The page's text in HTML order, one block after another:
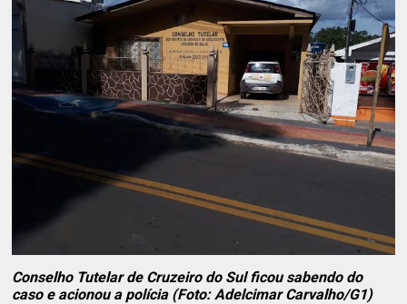
Conselho Tutelar de Cruzeiro do Sul ficou sabendo do
caso e acionou a polícia (Foto: Adelcimar Carvalho/G1)